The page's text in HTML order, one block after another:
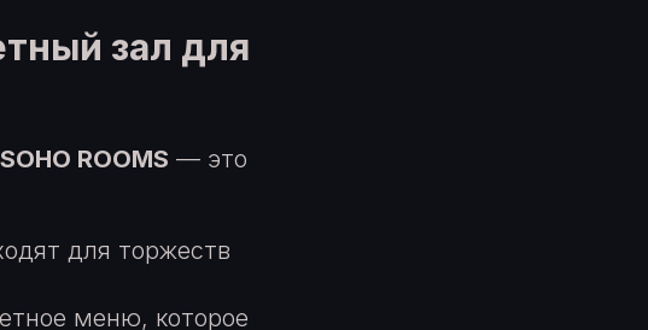
зал для
SOHO ROOMS — это
для торжеств
меню, которое